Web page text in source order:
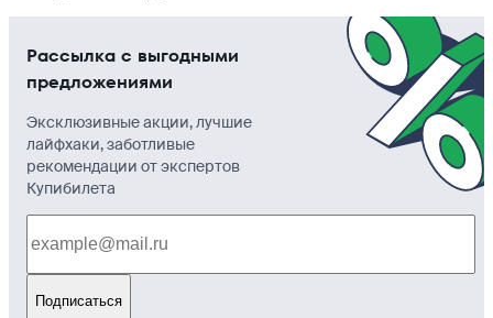
Рассылка с выгодными
предложениями
Эксклюзивные акции, лучшие
лайфхаки, заботливые
рекомендации от экспертов
Купибилета
Подписаться